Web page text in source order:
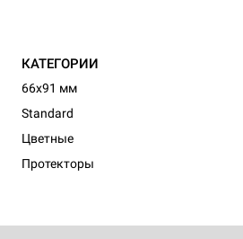
КАТЕГОРИИ
66x91 мм
Standard
Цветные
Протекторы